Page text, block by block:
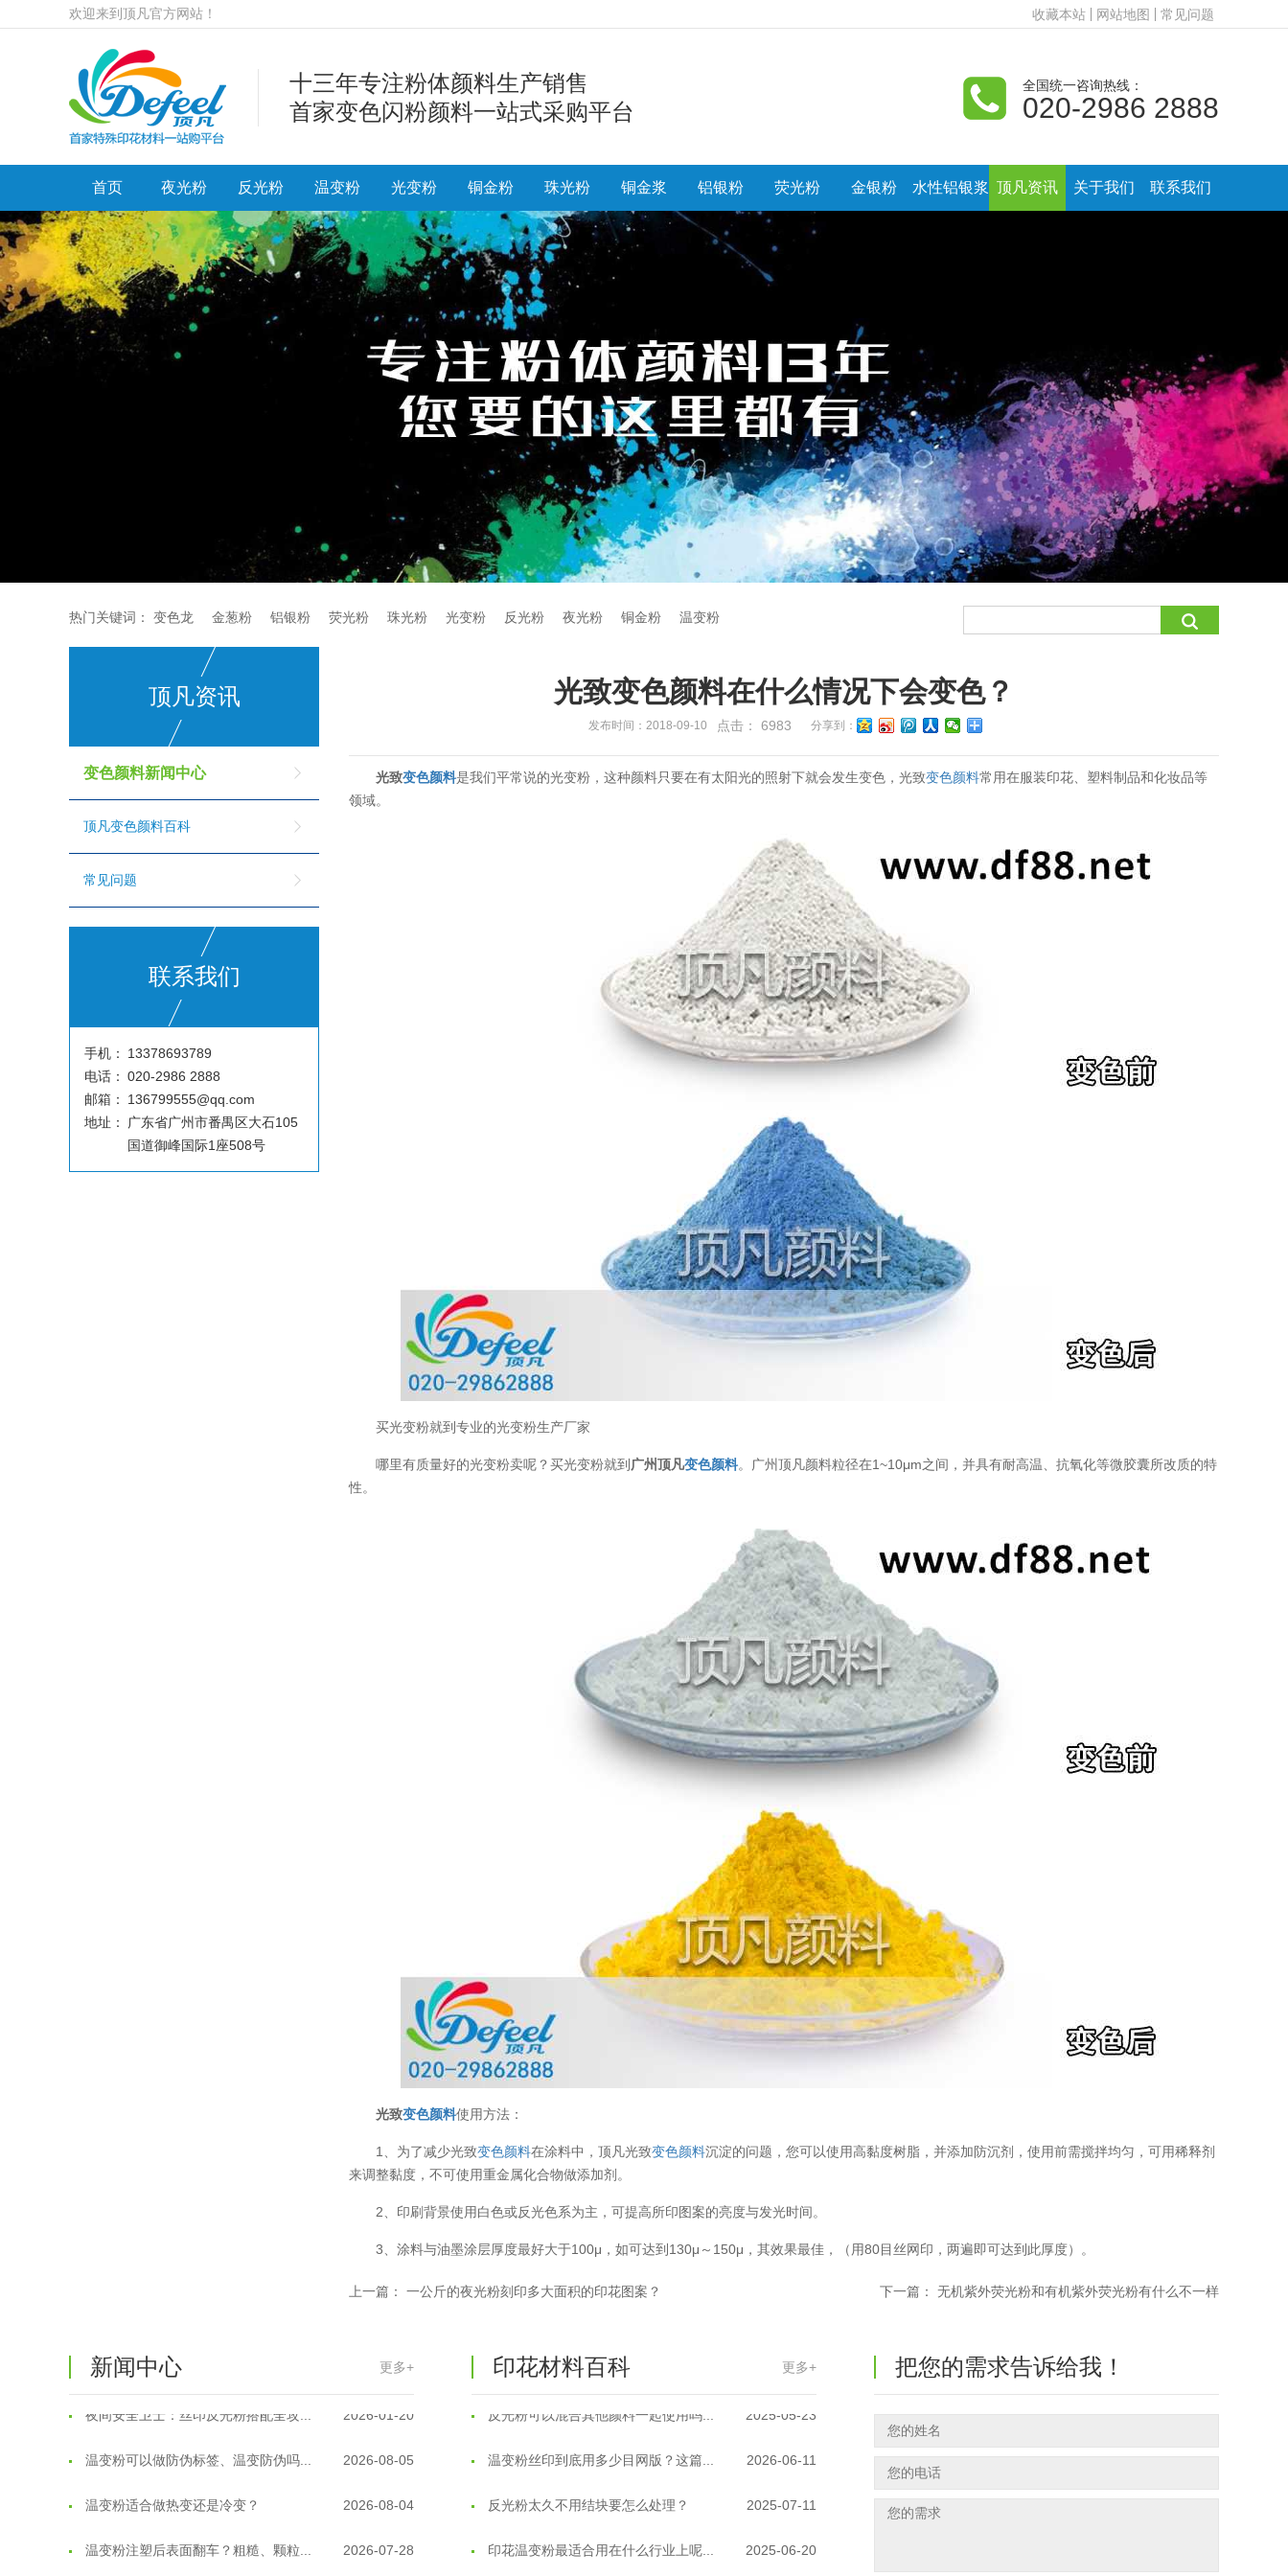
欢迎来到顶凡官方网站！ 收藏本站 网站地图 常见问题
十三年专注粉体颜料生产销售
首家变色闪粉颜料一站式采购平台
全国统一咨询热线：
020-2986 2888
首页 夜光粉 反光粉 温变粉 光变粉 铜金粉 珠光粉 铜金浆 铝银粉 荧光粉 金银粉 水性铝银浆 顶凡资讯 关于我们 联系我们
热门关键词： 变色龙 金葱粉 铝银粉 荧光粉 珠光粉 光变粉 反光粉 夜光粉 铜金粉 温变粉
顶凡资讯
变色颜料新闻中心
顶凡变色颜料百科
常见问题
联系我们
手机：
13378693789
电话： 020-2986 2888
邮箱：
136799555@qq.com
地址：
广东省广州市番禺区大石105
国道御峰国际1座508号
光致变色颜料在什么情况下会变色？
发布时间：2018-09-10 点击： 6983 分享到：
光致变色颜料是我们平常说的光变粉，这种颜料只要在有太阳光的照射下就会发生变色，光致变色颜料常用在服装印花、塑料制品和化妆品等
领域。
买光变粉就到专业的光变粉生产厂家
哪里有质量好的光变粉卖呢？买光变粉就到 广州顶凡变色颜料。广州顶凡颜料粒径在1~10μm之间，并具有耐高温、抗氧化等微胶囊所改质的特
性。
光致变色颜料使用方法：
1、为了减少光致变色颜料在涂料中，顶凡光致变色颜料沉淀的问题，您可以使用高黏度树脂，并添加防沉剂，使用前需搅拌均匀，可用稀释剂
来调整黏度，不可使用重金属化合物做添加剂。
2、印刷背景使用白色或反光色系为主，可提高所印图案的亮度与发光时间。
3、涂料与油墨涂层厚度最好大于100μ，如可达到130μ～150μ，其效果最佳，（用80目丝网印，两遍即可达到此厚度）。
上一篇：一公斤的夜光粉刻印多大面积的印花图案？ 下一篇： 无机紫外荧光粉和有机紫外荧光粉有什么不一样
新闻中心 更多+
2026-08-04
2026-07-28
2026-07-20
2026-07-17
2026-07-10
2026-07-09
夜间安全卫士：丝印反光粉搭配全攻... 2026-01-20
印花材料百科 更多+
温变粉丝印到底用多少目网版？这篇... 2026-06-11
反光粉太久不用结块要怎么处理？ 2025-07-11
印花温变粉最适合用在什么行业上呢...
油性反光粉怎么印花效果最好？
超细反光粉怎么印牢度才会更好？
反光粉是永久有效的吗？能用多久？ 2025-06-10
外墙涂料中怎么添加反光粉使用？ 2025-06-05
反光粉可以混合其他颜料一起使用吗... 2025-05-23
把您的需求告诉给我！